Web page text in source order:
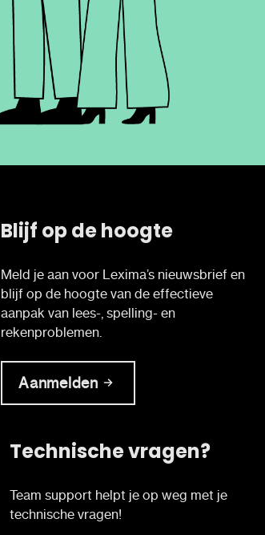
Blijf op de hoogte
Meld je aan voor Lexima’s nieuwsbrief en
blijf op de hoogte van de effectieve
aanpak van lees-, spelling- en
rekenproblemen.
Aanmelden
Technische vragen?
Team support helpt je op weg met je
technische vragen!